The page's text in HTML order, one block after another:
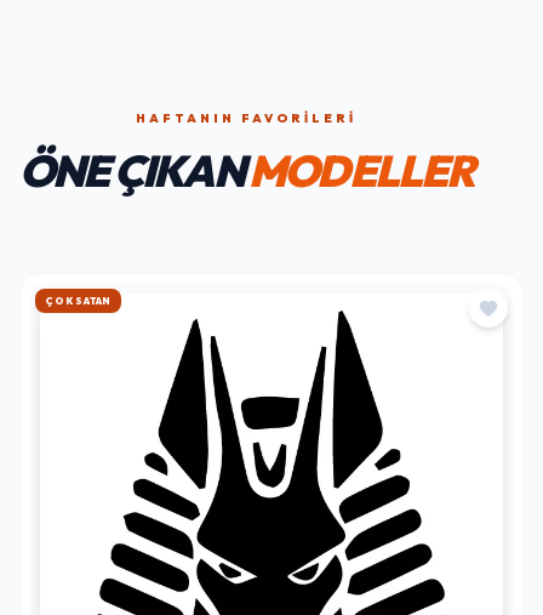
HAFTANIN FAVORILERI
ÖNE ÇIKANMODELLER
HIZLI KARGO